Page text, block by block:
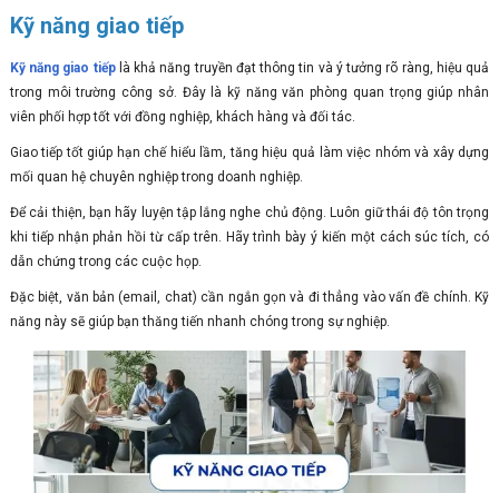
Kỹ năng giao tiếp
Kỹ năng giao tiếplà khả năng truyền đạt thông tin và ý tưởng rõ ràng, hiệu quả
trong môi trường công sở. Đây là kỹ năng văn phòng quan trọng giúp nhân
viên phối hợp tốt với đồng nghiệp, khách hàng và đối tác.
Giao tiếp tốt giúp hạn chế hiểu lầm, tăng hiệu quả làm việc nhóm và xây dựng
mối quan hệ chuyên nghiệp trong doanh nghiệp.
Để cải thiện, bạn hãy luyện tập lắng nghe chủ động. Luôn giữ thái độ tôn trọng
khi tiếp nhận phản hồi từ cấp trên. Hãy trình bày ý kiến một cách súc tích, có
dẫn chứng trong các cuộc họp.
Đặc biệt, văn bản (email, chat) cần ngắn gọn và đi thẳng vào vấn đề chính. Kỹ
năng này sẽ giúp bạn thăng tiến nhanh chóng trong sự nghiệp.